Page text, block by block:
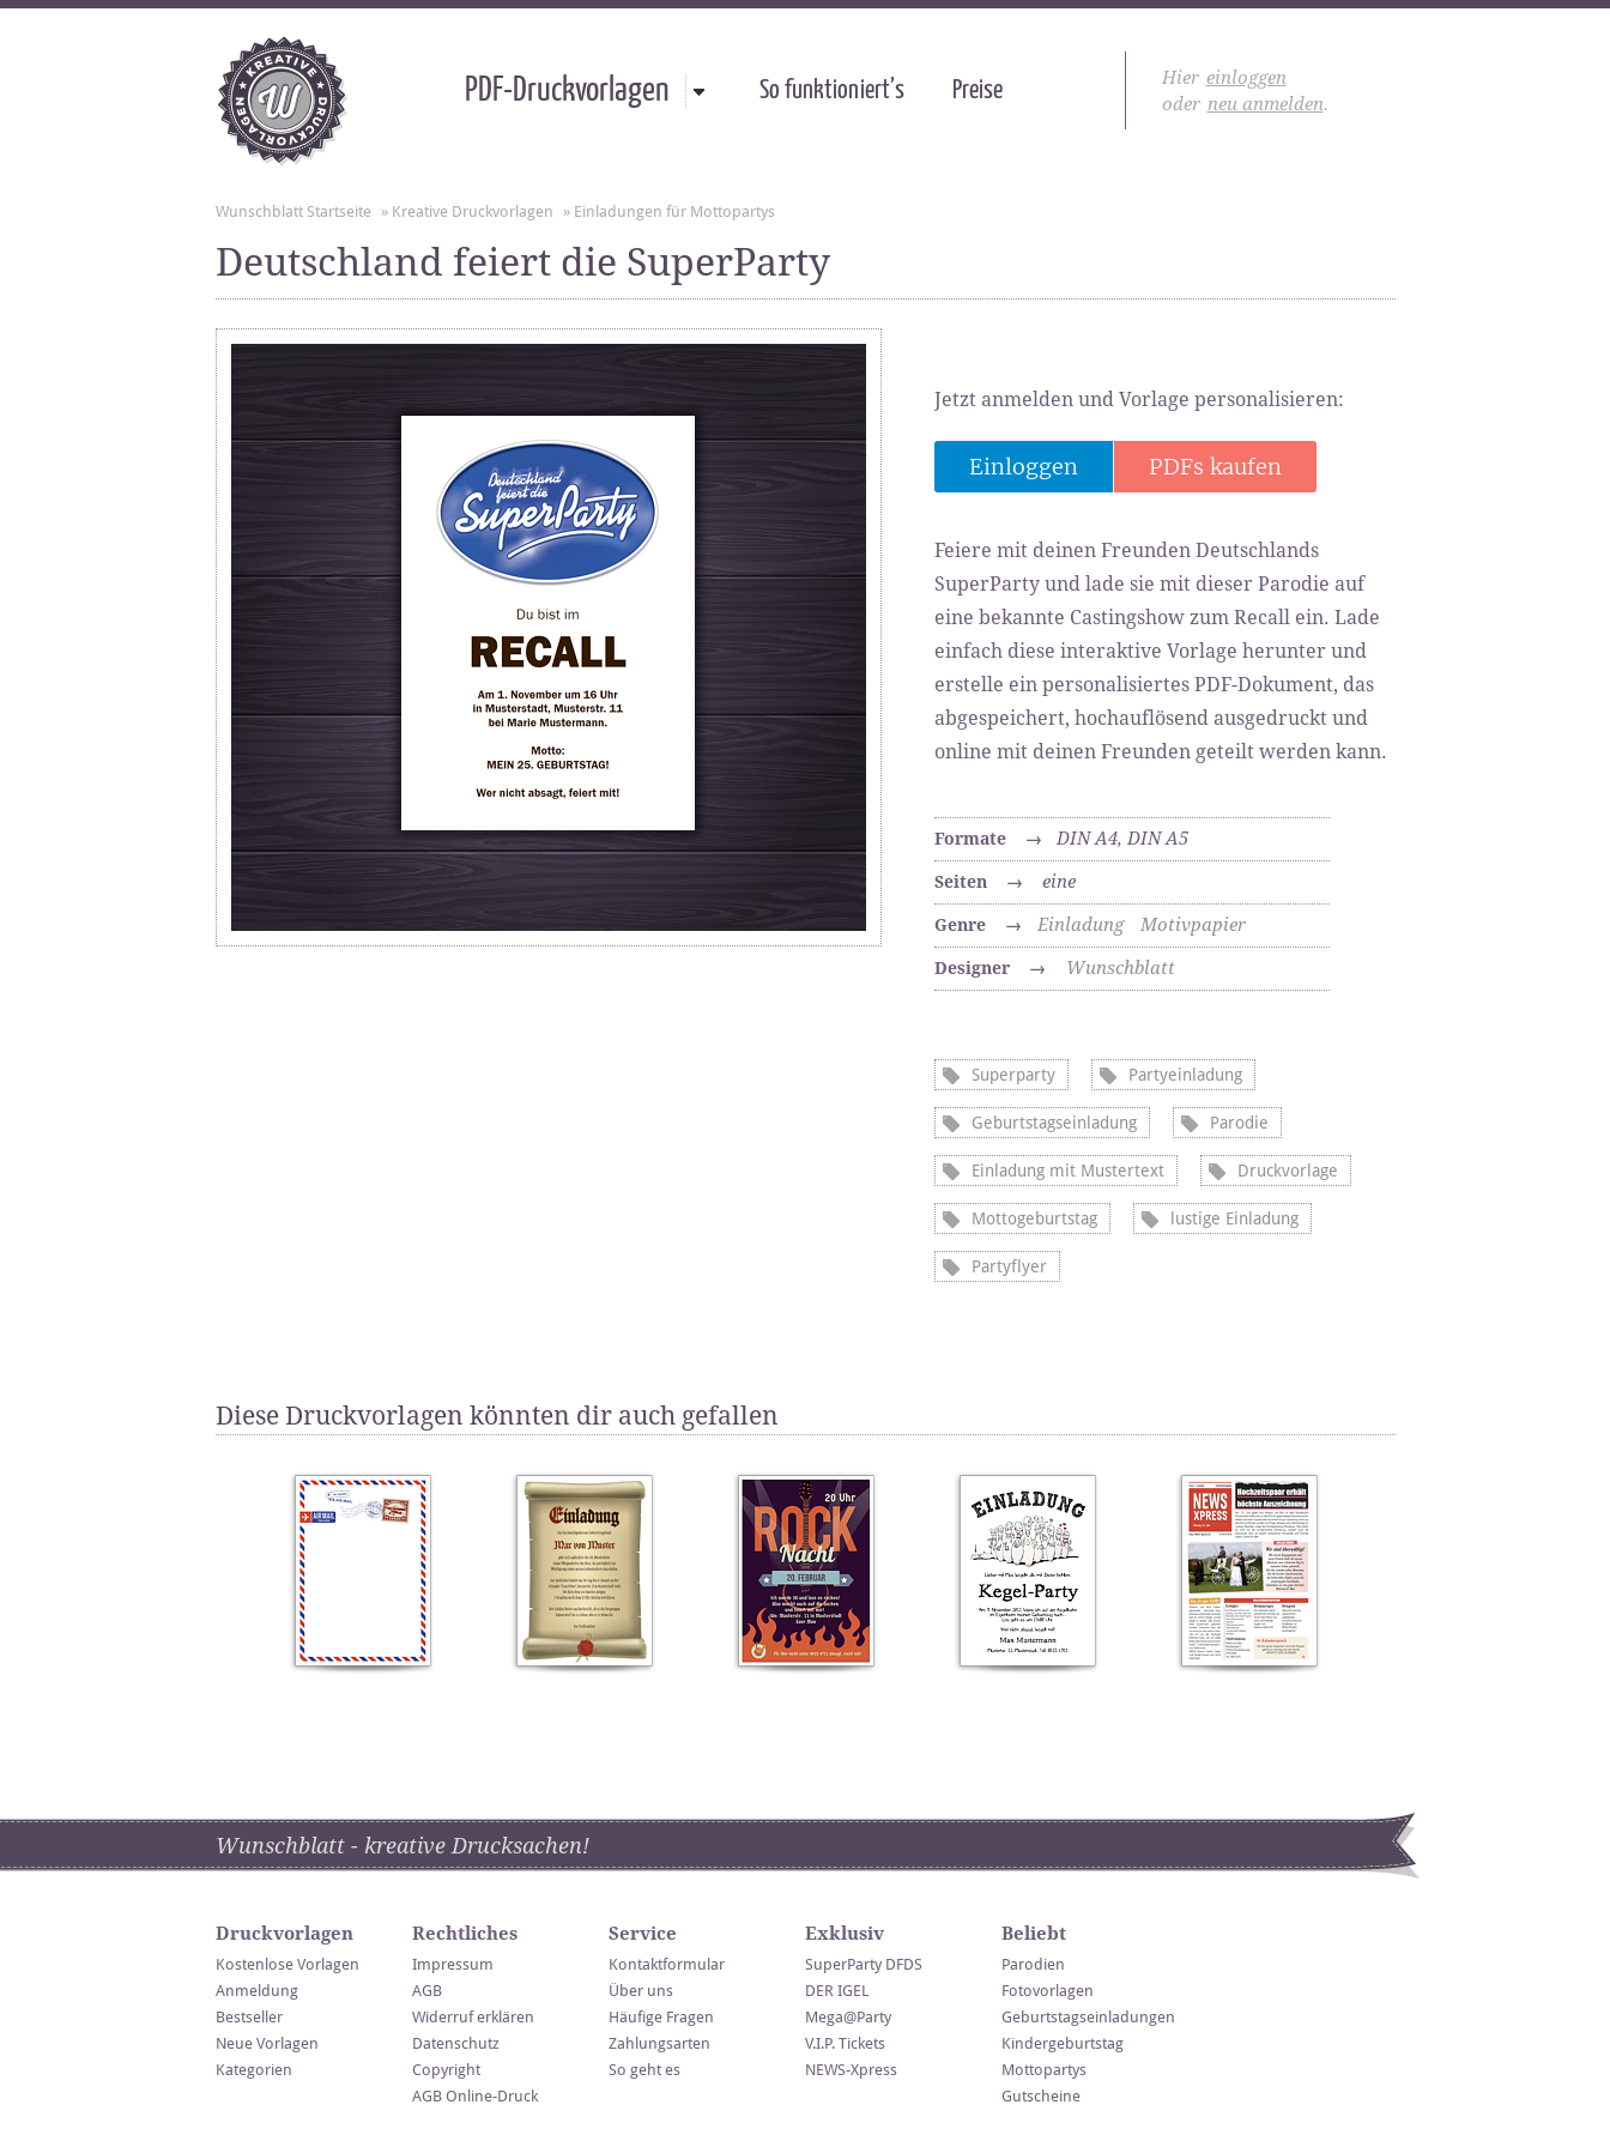
Hier einloggen
oder neu anmelden.
PDF-Druckvorlagen So funktioniert’s Preise
Wunschblatt Startseite » Kreative Druckvorlagen » Einladungen für Mottopartys
Deutschland feiert die SuperParty
Jetzt anmelden und Vorlage personalisieren:
Einloggen PDFs kaufen
Feiere mit deinen Freunden Deutschlands
SuperParty und lade sie mit dieser Parodie auf
eine bekannte Castingshow zum Recall ein. Lade
einfach diese interaktive Vorlage herunter und
erstelle ein personalisiertes PDF-Dokument, das
abgespeichert, hochauflösend ausgedruckt und
online mit deinen Freunden geteilt werden kann.
Formate → DIN A4, DIN A5
Seiten → eine
Genre → Einladung Motivpapier
Designer → Wunschblatt
Superparty Partyeinladung
Geburtstagseinladung Parodie
Einladung mit Mustertext Druckvorlage
Mottogeburtstag lustige Einladung
Partyflyer
Diese Druckvorlagen könnten dir auch gefallen
Wunschblatt - kreative Drucksachen!
Druckvorlagen
Kostenlose Vorlagen
Anmeldung
Bestseller
Neue Vorlagen
Kategorien
Rechtliches
Impressum
AGB
Widerruf erklären
Datenschutz
Copyright
AGB Online-Druck
Service
Kontaktformular
Über uns
Häufige Fragen
Zahlungsarten
So geht es
Exklusiv
SuperParty DFDS
DER IGEL
Mega@Party
V.I.P. Tickets
NEWS-Xpress
Beliebt
Parodien
Fotovorlagen
Geburtstagseinladungen
Kindergeburtstag
Mottopartys
Gutscheine